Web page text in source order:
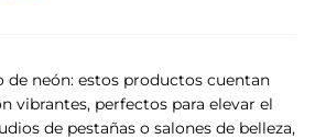
de neón: estos productos cuentan
vibrantes, perfectos para elevar el
de pestañas o salones de belleza,